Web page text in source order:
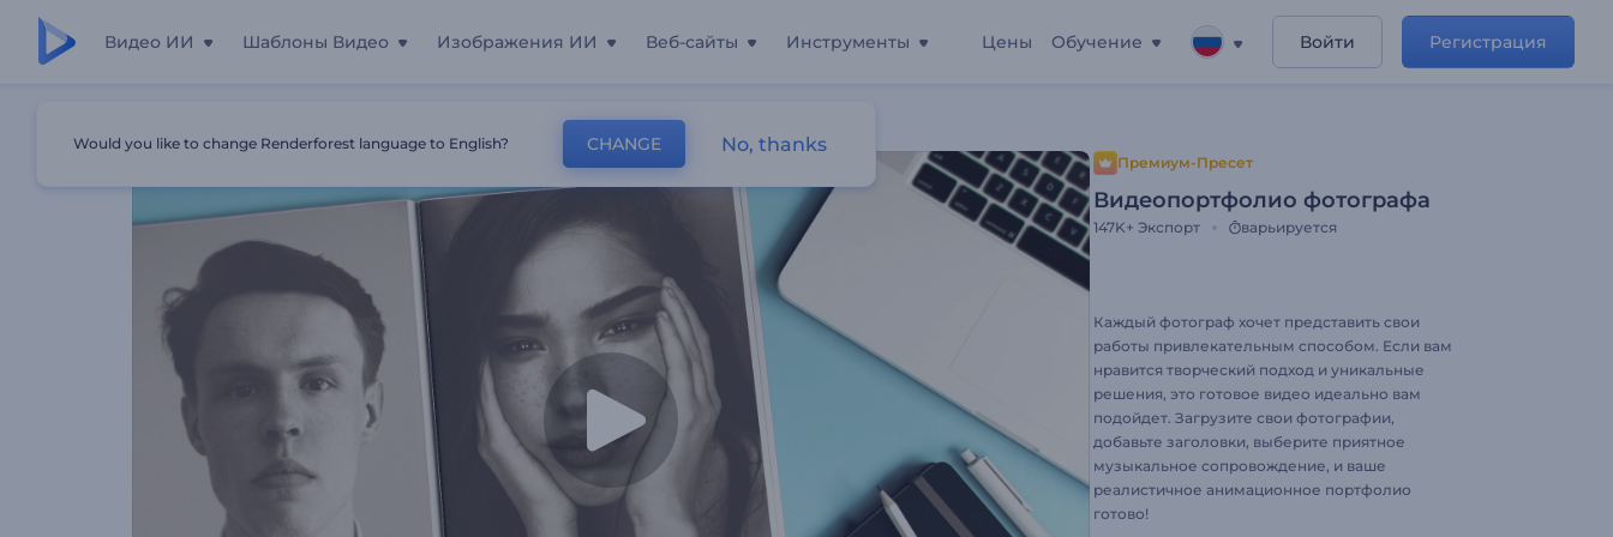
Видео ИИ Шаблоны Видео Изображения ИИ Веб-сайты Инструменты Цены Обучение Войти Регистрация
Премиум-Пресет
Видеопортфолио фотографа
147K+ Экспорт варьируется
Каждый фотограф хочет представить свои
работы привлекательным способом. Если вам
нравится творческий подход и уникальные
решения, это готовое видео идеально вам
подойдет. Загрузите свои фотографии,
добавьте заголовки, выберите приятное
музыкальное сопровождение, и ваше
реалистичное анимационное портфолио
готово!
Would you like to change Renderforest language to English? CHANGE No, thanks